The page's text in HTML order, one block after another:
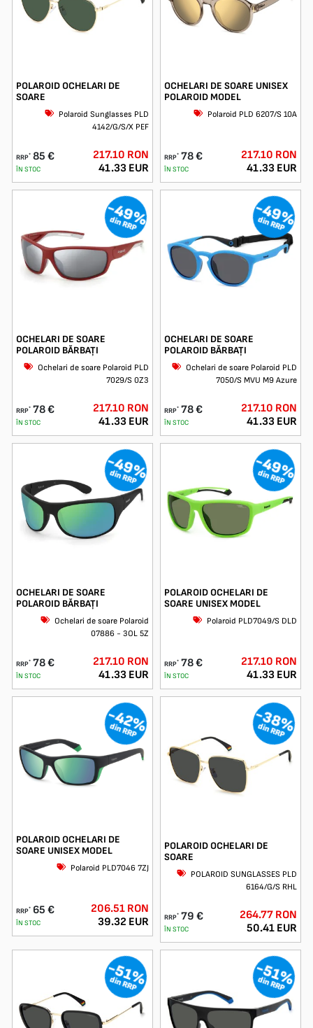
POLAROID OCHELARI DE
SOARE
Polaroid Sunglasses PLD
4142/G/S/X PEF
RRP* 85 €
ÎN STOC
217.10 RON
41.33 EUR
OCHELARI DE SOARE UNISEX
POLAROID MODEL
Polaroid PLD 6207/S 10A
RRP* 78 €
ÎN STOC
217.10 RON
41.33 EUR
-49%
din RRP
OCHELARI DE SOARE
POLAROID BĂRBAȚI
Ochelari de soare Polaroid PLD
7029/S 0Z3
RRP* 78 €
ÎN STOC
217.10 RON
41.33 EUR
-49%
din RRP
OCHELARI DE SOARE
POLAROID BĂRBAȚI
Ochelari de soare Polaroid PLD
7050/S MVU M9 Azure
RRP* 78 €
ÎN STOC
217.10 RON
41.33 EUR
-49%
din RRP
OCHELARI DE SOARE
POLAROID BĂRBAȚI
Ochelari de soare Polaroid
07886 - 3OL 5Z
RRP* 78 €
ÎN STOC
217.10 RON
41.33 EUR
-49%
din RRP
POLAROID OCHELARI DE
SOARE UNISEX MODEL
Polaroid PLD7049/S DLD
RRP* 78 €
ÎN STOC
217.10 RON
41.33 EUR
-42%
din RRP
POLAROID OCHELARI DE
SOARE UNISEX MODEL
Polaroid PLD7046 7ZJ
RRP* 65 €
ÎN STOC
206.51 RON
39.32 EUR
-38%
din RRP
POLAROID OCHELARI DE
SOARE
POLAROID SUNGLASSES PLD
6164/G/S RHL
RRP* 79 €
ÎN STOC
264.77 RON
50.41 EUR
-51%
din RRP -51%
din RRP